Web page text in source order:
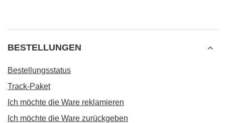
BESTELLUNGEN
Bestellungsstatus
Track-Paket
Ich möchte die Ware reklamieren
Ich möchte die Ware zurückgeben